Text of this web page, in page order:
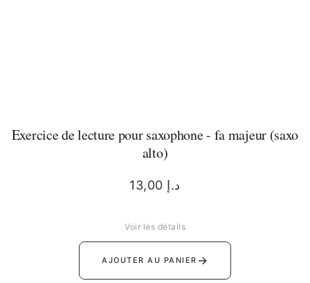
Exercice de lecture pour saxophone - fa majeur (saxo
alto)
13,00 د.إ
AJOUTER AU PANIER →
Voir les détails